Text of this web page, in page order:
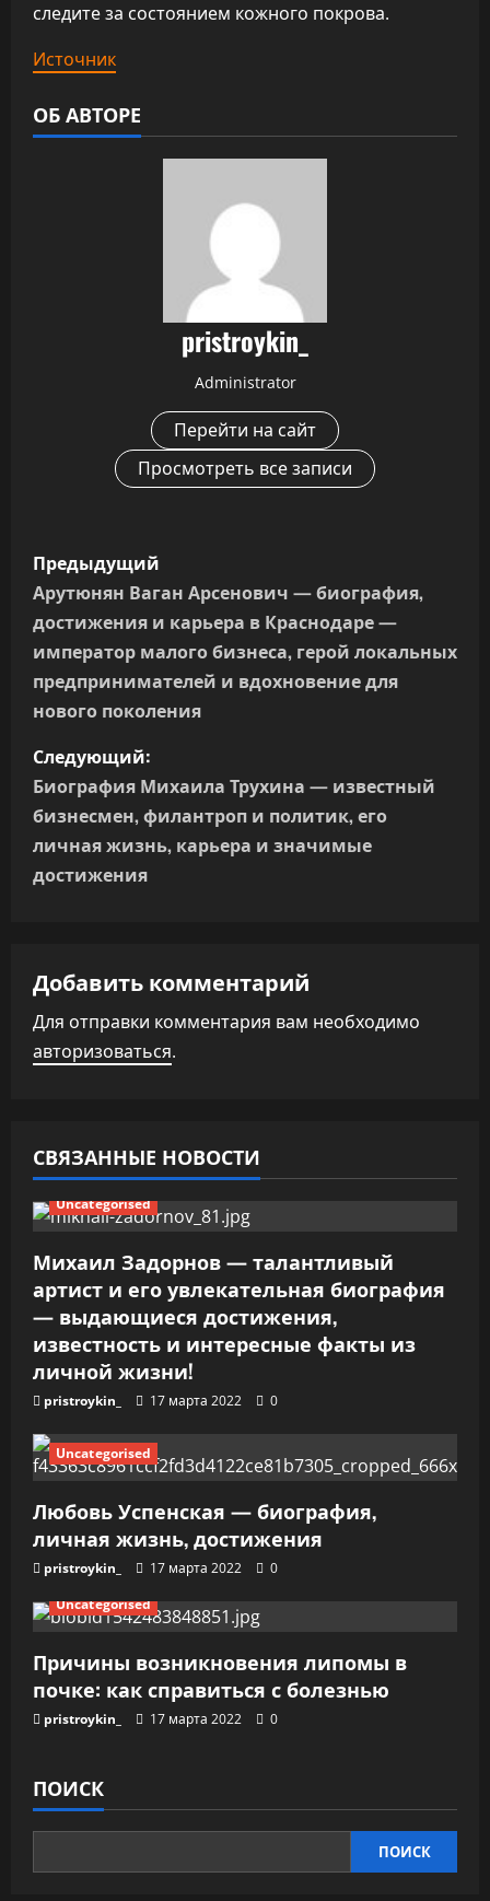
следите за состоянием кожного покрова.
Источник
ОБ АВТОРЕ
pristroykin_
Administrator
Перейти на сайт
Просмотреть все записи
Н
а
в
и
г
а
ц
и
п
о
з
п
и
с
я
м
Предыдущий
Арутюнян Ваган Арсенович — биография,
достижения и карьера в Краснодаре —
император малого бизнеса, герой локальных
предпринимателей и вдохновение для
нового поколения
Следующий:
Биография Михаила Трухина — известный
бизнесмен, филантроп и политик, его
личная жизнь, карьера и значимые
достижения
Добавить комментарий
Для отправки комментария вам необходимо
авторизоваться.
СВЯЗАННЫЕ НОВОСТИ
Uncategorised
Михаил Задорнов — талантливый
артист и его увлекательная биография
— выдающиеся достижения,
известность и интересные факты из
личной жизни!
pristroykin_ 17 марта 2022 0
Uncategorised
Любовь Успенская — биография,
личная жизнь, достижения
pristroykin_ 17 марта 2022
0
Uncategorised
Причины возникновения липомы в
почке: как справиться с болезнью
pristroykin_ 17 марта 2022 0
ПОИСК
ПОИСК